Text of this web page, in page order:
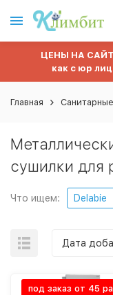
ЦЕНЫ НА
как с юр
Главная
сушилки для
Что ищем: Delabie
Дата
под заказ от 45